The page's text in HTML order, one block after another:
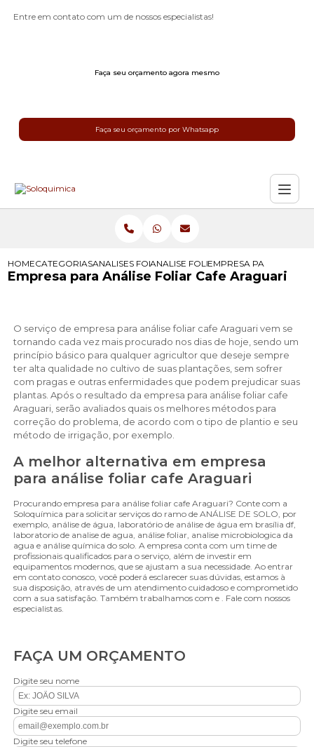
Entre em contato com um de nossos especialistas!
Faça seu orçamento agora mesmo
Faça seu orçamento por Whatsapp
HOMECATEGORIASANALISES FOLIARANALISE FOLIAR CAFE
EMPRESA PARA
Empresa para Análise Foliar Cafe Araguari
O serviço de empresa para análise foliar cafe Araguari vem se
tornando cada vez mais procurado nos dias de hoje, sendo um
princípio básico para qualquer agricultor que deseje sempre
ter alta qualidade no cultivo de suas plantações, sem sofrer
com pragas e outras enfermidades que podem prejudicar suas
plantas. Após o resultado da empresa para análise foliar cafe
Araguari, serão avaliados quais os melhores métodos para
correção do problema, de acordo com o tipo de plantio e seu
método de irrigação, por exemplo.
A melhor alternativa em empresa
para análise foliar cafe Araguari
Procurando empresa para análise foliar cafe Araguari? Conte com a
Soloquímica para solicitar serviços do ramo de ANÁLISE DE SOLO, por
exemplo, análise de água, laboratório de análise de água em brasília df,
laboratorio de analise de agua, análise foliar, analise microbiologica da
agua e análise química do solo. A empresa conta com um time de
profissionais qualificados para o serviço, além de investir em
equipamentos modernos, que se ajustam a sua necessidade. Ao entrar
em contato conosco, você poderá esclarecer suas dúvidas, estamos à
sua disposição, através de um atendimento cuidadoso e comprometido
com a sua satisfação. Também trabalhamos com e . Fale com nossos
especialistas.
FAÇA UM ORÇAMENTO
Digite seu nome
Digite seu email
Digite seu telefone